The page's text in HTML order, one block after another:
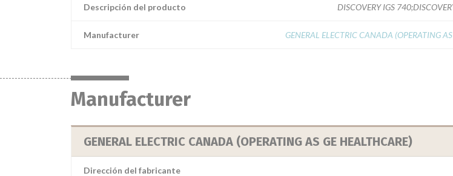
Descripción del producto DISCOVERY IGS
Manufacturer GENERAL ELECTRIC CANADA (OPERATING
Manufacturer
GENERAL ELECTRIC CANADA (OPERATING AS GE HEALTHCARE)
Dirección del fabricante